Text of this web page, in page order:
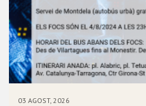
03 AGOST, 2026